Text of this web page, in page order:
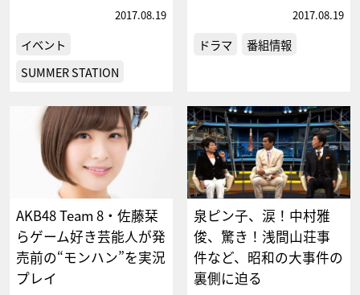
2017.08.19
イベント
SUMMER STATION
2017.08.19
ドラマ 番組情報
AKB48 Team 8・佐藤栞
らゲーム好き芸能人が発
売前の“モンハン”を実況
プレイ
泉ピン子、涙！中村雅
俊、驚き！浅間山荘事
件など、昭和の大事件の
裏側に迫る